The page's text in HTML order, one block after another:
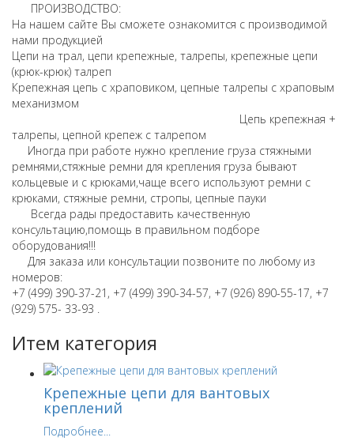
ПРОИЗВОДСТВО:
На нашем сайте Вы сможете ознакомится с производимой
нами продукцией
Цепи на трал, цепи крепежные, талрепы, крепежные цепи
(крюк-крюк) талреп
Крепежная цепь с храповиком, цепные талрепы с храповым
механизмом
Цепь крепежная +
талрепы, цепной крепеж с талрепом
Иногда при работе нужно крепление груза стяжными
ремнями,стяжные ремни для крепления груза бывают
кольцевые и с крюками,чаще всего используют ремни с
крюками, стяжные ремни, стропы, цепные пауки
Всегда рады предоставить качественную
консультацию,помощь в правильном подборе
оборудования!!!
Для заказа или консультации позвоните по любому из
номеров:
+7 (499) 390-37-21, +7 (499) 390-34-57, +7 (926) 890-55-17, +7
(929) 575- 33-93 .
Итем категория
Крепежные цепи для вантовых
креплений
Подробнее...